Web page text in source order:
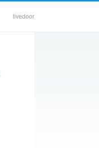
livedoor